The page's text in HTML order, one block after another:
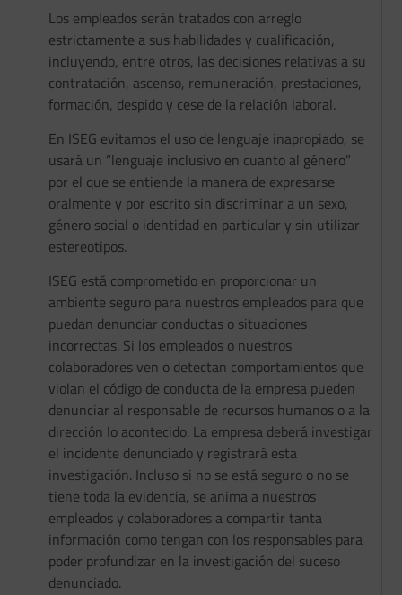
Los empleados serán tratados con arreglo
estrictamente a sus habilidades y cualificación,
incluyendo, entre otros, las decisiones relativas a su
contratación, ascenso, remuneración, prestaciones,
formación, despido y cese de la relación laboral.
En ISEG evitamos el uso de lenguaje inapropiado, se
usará un “lenguaje inclusivo en cuanto al género”
por el que se entiende la manera de expresarse
oralmente y por escrito sin discriminar a un sexo,
género social o identidad en particular y sin utilizar
estereotipos.
ISEG está comprometido en proporcionar un
ambiente seguro para nuestros empleados para que
puedan denunciar conductas o situaciones
incorrectas. Si los empleados o nuestros
colaboradores ven o detectan comportamientos que
violan el código de conducta de la empresa pueden
denunciar al responsable de recursos humanos o a la
dirección lo acontecido. La empresa deberá investigar
el incidente denunciado y registrará esta
investigación. Incluso si no se está seguro o no se
tiene toda la evidencia, se anima a nuestros
empleados y colaboradores a compartir tanta
información como tengan con los responsables para
poder profundizar en la investigación del suceso
denunciado.